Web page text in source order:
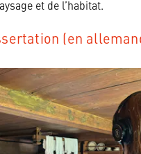
et de l’habitat.
(en